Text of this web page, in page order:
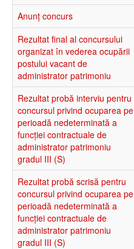
Anunț concurs
Rezultat final al concursului
organizat în vederea ocupării
postului vacant de
administrator patrimoniu
Rezultat probă interviu pentru
concursul privind ocuparea pe
perioadă nedeterminată a
funcţiei contractuale de
administrator patrimoniu
gradul III (S)
Rezultat probă scrisă pentru
concursul privind ocuparea pe
perioadă nedeterminată a
funcţiei contractuale de
administrator patrimoniu
gradul III (S)